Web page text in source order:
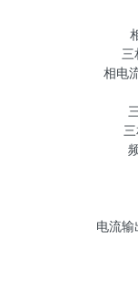
相
三相
相电流
三
三相
频
电流输